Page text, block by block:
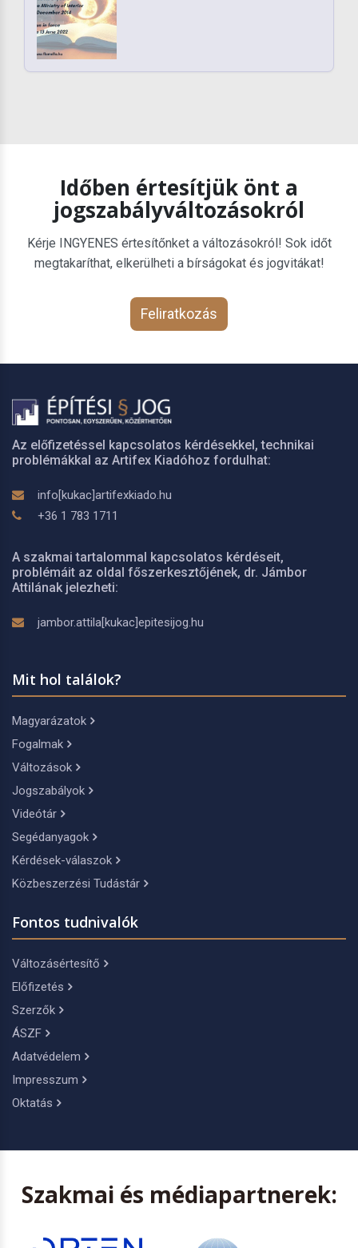
Időben értesítjük önt a
jogszabályváltozásokról
Kérje INGYENES értesítőnket a változásokról! Sok időt
megtakaríthat, elkerülheti a bírságokat és jogvitákat!
Feliratkozás
Az előfizetéssel kapcsolatos kérdésekkel, technikai
problémákkal az Artifex Kiadóhoz fordulhat:
info[kukac]artifexkiado.hu
+36 1 783 1711
A szakmai tartalommal kapcsolatos kérdéseit,
problémáit az oldal főszerkesztőjének, dr. Jámbor
Attilának jelezheti:
jambor.attila[kukac]epitesijog.hu
Mit hol találok?
Magyarázatok
Fogalmak
Változások
Jogszabályok
Videótár
Segédanyagok
Kérdések-válaszok
Közbeszerzési Tudástár
Fontos tudnivalók
Változásértesítő
Előfizetés
Szerzők
ÁSZF
Adatvédelem
Impresszum
Oktatás
Szakmai és médiapartnerek: